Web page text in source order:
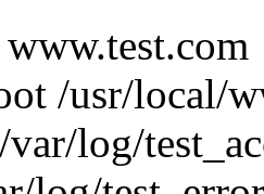
/usr/local/
log/